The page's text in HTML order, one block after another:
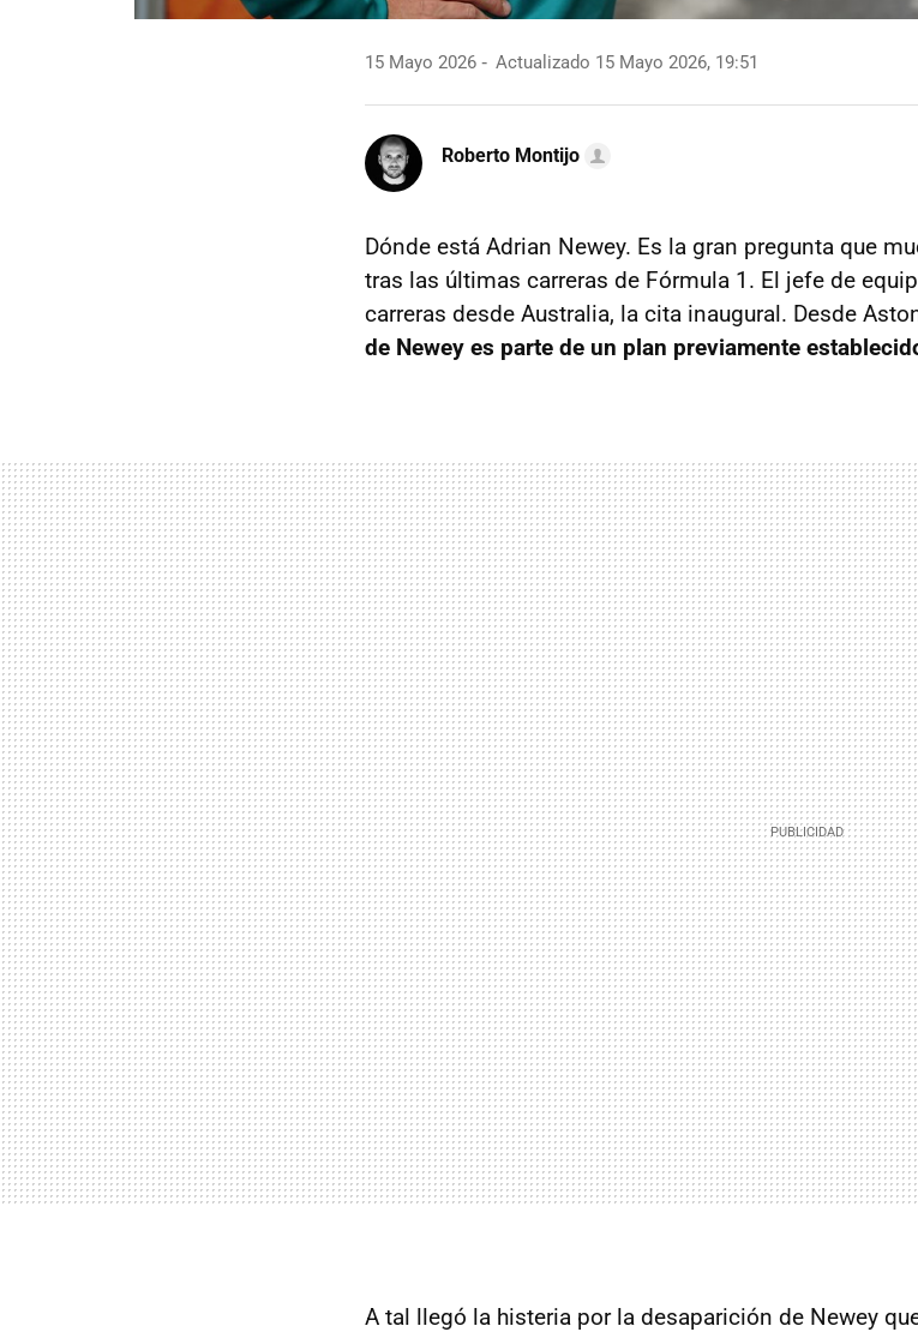
15 Mayo 2026 Actualizado 15 Mayo 2026, 19:51
Roberto Montijo
Dónde está Adrian Newey. Es la gran pregunta que
tras las últimas carreras de Fórmula 1. El jefe de
carreras desde Australia, la cita inaugural. Desde
de Newey es parte de un plan previamente
A tal llegó la histeria por la desaparición de Newey